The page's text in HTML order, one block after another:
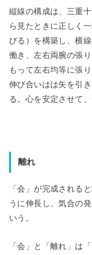
縦線の構成は、三重
ら見たときに正しく
びる）を構築し、横
働き、左右両腕の張
もって左右均等に張
伸び合いはは矢を引
る。心を安定させて
離れ
「会」が完成される
うに伸長し、気合の
いう。
「会」と「離れ」は